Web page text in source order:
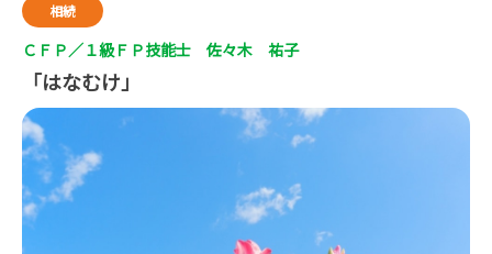
相続
ＣＦＰ／１級ＦＰ技能士 佐々木 祐子
「はなむけ」